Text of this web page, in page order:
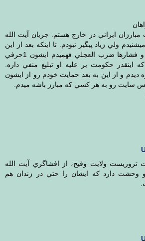
مبارزان ايراني در خارج هستم. جريان آيت الله
ولي زياد پيگير نبودم. تا اينكه بعد از اين
اعمال محدوديتها و فشارها ضرب العجلي فهميدم ايشون 1حرفي
اينقدر حكومت بر عليه او تبليغ منفي داره.
ديدم و از اين به بعد حمايت خودم رو از ايشون
سايت رو به هر كسي كه مبارز باشه ميدم.
تروريست ولايت وقيح، از افشاگري آيت الله
وحشت دارد كه ايشان را حتي در زندان هم